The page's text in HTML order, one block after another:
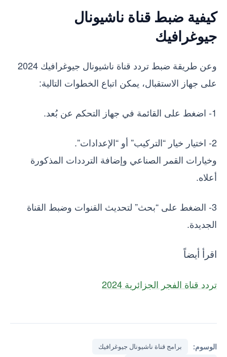
كيفية ضبط قناة ناشيونال
جيوغرافيك
وعن طريقة ضبط تردد قناة ناشيونال جيوغرافيك 2024
على جهاز الاستقبال، يمكن اتباع الخطوات التالية:
1- اضغط على القائمة في جهاز التحكم عن بُعد.
2- اختيار خيار “التركيب” أو “الإعدادات”.
وخيارات القمر الصناعي وإضافة الترددات المذكورة
أعلاه.
3- الضغط على “بحث” لتحديث القنوات وضبط القناة
الجديدة.
اقرأ أيضاً
تردد قناة الفجر الجزائرية 2024
الوسوم:
برامج قناة ناشيونال جيوغرافيك